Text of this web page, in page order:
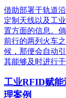
借助部署于轨道
定制天线以及工
置方面的信息。
前行的两列火车
候，那便会自动
其能够及时进行干
工业RFID赋能
理案例